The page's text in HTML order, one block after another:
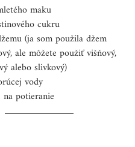
maku
cukru
(ja som použila džem
ale môžete použiť višňový,
alebo slivkový)
vody
potieranie